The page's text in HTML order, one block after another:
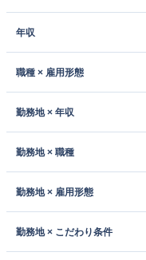
年収
職種 × 雇用形態
勤務地 × 年収
勤務地 × 職種
勤務地 × 雇用形態
勤務地 × こだわり条件